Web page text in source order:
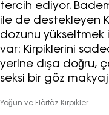
tercih ediyor.
ile de destekleyen
dozunu
var: Kirpiklerini
yerine dışa doğru,
seksi bir göz
Yoğun ve Flörtöz Kirpikler